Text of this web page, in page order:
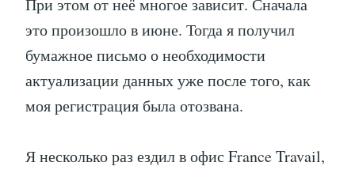
При этом от неё многое зависит. Сначала
это произошло в июне. Тогда я получил
бумажное письмо о необходимости
актуализации данных уже после того, как
моя регистрация была отозвана.
Я несколько раз ездил в офис France Travail,